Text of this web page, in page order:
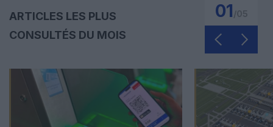
ARTICLES LES PLUS
CONSULTÉS DU MOIS
01